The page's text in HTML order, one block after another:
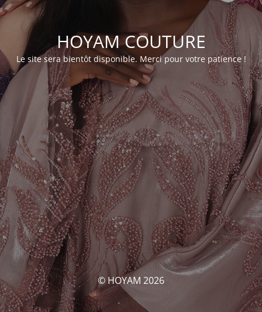
HOYAM COUTURE
Le site sera bientôt disponible. Merci pour votre patience !
© HOYAM 2026